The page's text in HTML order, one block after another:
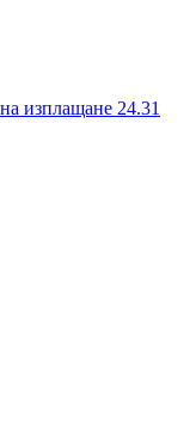
изплащане 24.31